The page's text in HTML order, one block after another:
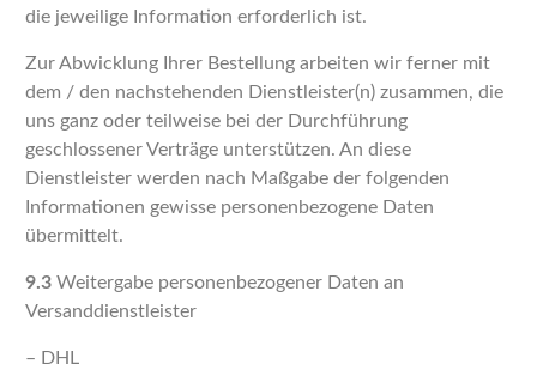
die jeweilige Information erforderlich ist.
Zur Abwicklung Ihrer Bestellung arbeiten wir ferner mit
dem / den nachstehenden Dienstleister(n) zusammen, die
uns ganz oder teilweise bei der Durchführung
geschlossener Verträge unterstützen. An diese
Dienstleister werden nach Maßgabe der folgenden
Informationen gewisse personenbezogene Daten
übermittelt.
9.3Weitergabe personenbezogener Daten an
Versanddienstleister
– DHL